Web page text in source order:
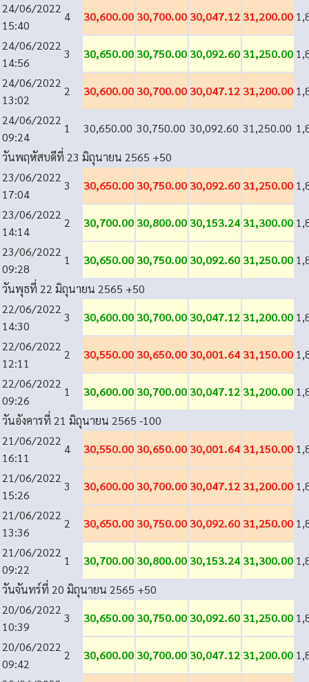
24/06/2022
15:40
4 30,600.00 30,700.00 30,047.12 31,200.00
24/06/2022
14:56
3 30,650.00 30,750.00 30,092.60 31,250.00
24/06/2022
13:02
2 30,600.00 30,700.00 30,047.12 31,200.00
24/06/2022
09:24
1 30,650.00 30,750.00 30,092.60 31,250.00
วันพฤหัสบดีที่ 23 มิถุนายน 2565 +50
23/06/2022
17:04
3 30,650.00 30,750.00 30,092.60 31,250.00
23/06/2022
14:14
2 30,700.00 30,800.00 30,153.24 31,300.00
23/06/2022
09:28
1 30,650.00 30,750.00 30,092.60 31,250.00
วันพุธที่ 22 มิถุนายน 2565 +50
22/06/2022
14:30
3 30,600.00 30,700.00 30,047.12 31,200.00
22/06/2022
12:11
2 30,550.00 30,650.00 30,001.64 31,150.00
22/06/2022
09:26
1 30,600.00 30,700.00 30,047.12 31,200.00
วันอังคารที่ 21 มิถุนายน 2565 -100
21/06/2022
16:11
4 30,550.00 30,650.00 30,001.64 31,150.00
21/06/2022
15:26
3 30,600.00 30,700.00 30,047.12 31,200.00
21/06/2022
13:36
2 30,650.00 30,750.00 30,092.60 31,250.00
21/06/2022
09:22
1 30,700.00 30,800.00 30,153.24 31,300.00
วันจันทร์ที่ 20 มิถุนายน 2565 +50
20/06/2022
10:39
3 30,650.00 30,750.00 30,092.60 31,250.00
20/06/2022
09:42
2 30,600.00 30,700.00 30,047.12 31,200.00